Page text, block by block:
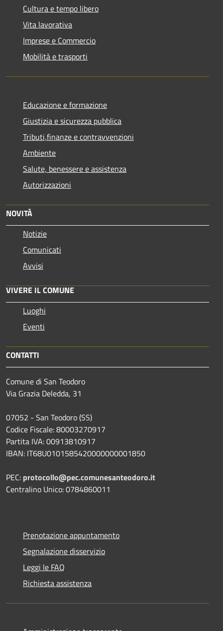
Cultura e tempo libero
Vita lavorativa
Imprese e Commercio
Mobilità e trasporti
Educazione e formazione
Giustizia e sicurezza pubblica
Tributi,finanze e contravvenzioni
Ambiente
Salute, benessere e assistenza
Autorizzazioni
NOVITÀ
Notizie
Comunicati
Avvisi
VIVERE IL COMUNE
Luoghi
Eventi
CONTATTI
Comune di San Teodoro
Via Grazia Deledda, 31
07052 - San Teodoro (SS)
Codice Fiscale: 80003270917
Partita IVA: 00913810917
IBAN: IT68U0101585420000000001850
PEC: protocollo@pec.comunesanteodoro.it
Centralino Unico: 0784860011
Prenotazione appuntamento
Segnalazione disservizio
Leggi le FAQ
Richiesta assistenza